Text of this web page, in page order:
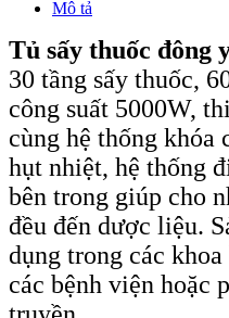
Mô tả
Tủ sấy thuốc đông
30 tầng sấy thuốc,
công suất 5000W,
cùng hệ thống khóa
hụt nhiệt, hệ thống
bên trong giúp cho
đều đến dược liệu.
dụng trong các
các bệnh viện hoặc